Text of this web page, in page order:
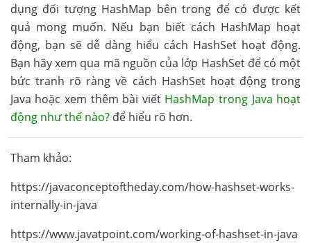
dụng đối tượng HashMap bên trong để có được kết
quả mong muốn. Nếu bạn biết cách HashMap hoạt
động, bạn sẽ dễ dàng hiểu cách HashSet hoạt động.
Bạn hãy xem qua mã nguồn của lớp HashSet để có một
bức tranh rõ ràng về cách HashSet hoạt động trong
Java hoặc xem thêm bài viết HashMap trong Java hoạt
động như thế nào?để hiểu rõ hơn.
Tham khảo:
https://javaconceptoftheday.com/how-hashset-works-
internally-in-java
https://www.javatpoint.com/working-of-hashset-in-java